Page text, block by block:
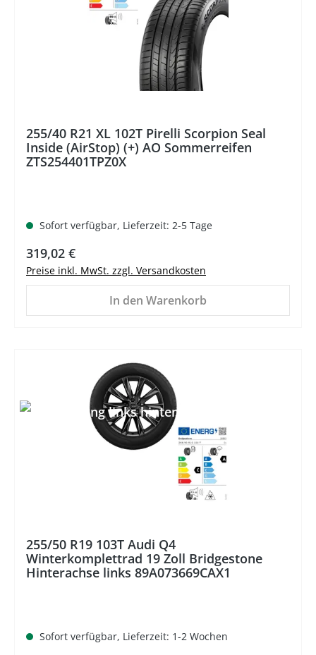
255/40 R21 XL 102T Pirelli Scorpion Seal
Inside (AirStop) (+) AO Sommerreifen
ZTS254401TPZ0X
Sofort verfügbar, Lieferzeit: 2-5 Tage
Regulärer Preis:
319,02 €
Preise inkl. MwSt. zzgl. Versandkosten
In den Warenkorb
255/50 R19 103T Audi Q4
Winterkomplettrad 19 Zoll Bridgestone
Hinterachse links 89A073669CAX1
Sofort verfügbar, Lieferzeit: 1-2 Wochen